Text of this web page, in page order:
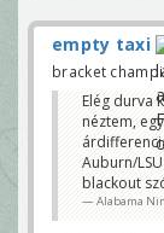
empty taxi
bracket
Elég durva
néztem,
Auburn/
blackout
Alabama